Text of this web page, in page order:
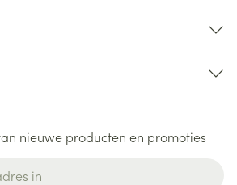
getoond. Het diergeneesmiddel
Vermijd direct
Na gebruik handen wassen en
met de huid in aanraking
gebied onmiddellijk met
nieuwe producten en promoties